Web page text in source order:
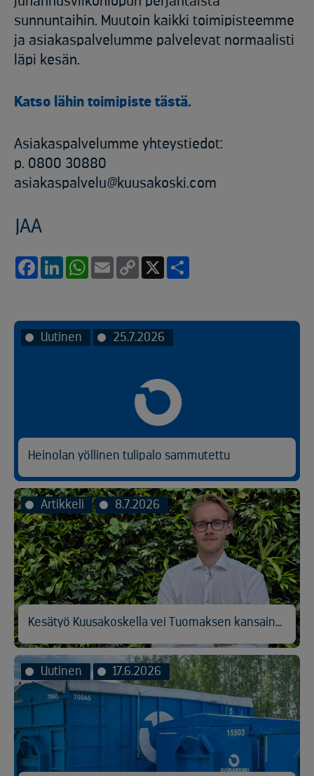
sunnuntaihin. Muutoin kaikki toimipisteemme
ja asiakaspalvelumme palvelevat normaalisti
läpi kesän.
Katso lähin toimipiste tästä.
Asiakaspalvelumme yhteystiedot:
p. 0800 30880
asiakaspalvelu@kuusakoski.com
JAA
FacebookLinkedInWhatsApp
Email
Copy
Uutinen 25.7.2026
Heinolan yöllinen tulipalo sammutettu
Artikkeli 8.7.2026
Kesätyö Kuusakoskella vei Tuomaksen kansainvälisen logistiikan pariin
Uutinen 17.6.2026